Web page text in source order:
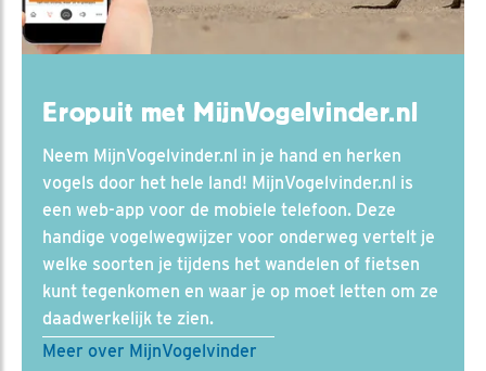
Eropuit met MijnVogelvinder.nl
Neem MijnVogelvinder.nl in je hand en herken
vogels door het hele land! MijnVogelvinder.nl is
een web-app voor de mobiele telefoon. Deze
handige vogelwegwijzer voor onderweg vertelt je
welke soorten je tijdens het wandelen of fietsen
kunt tegenkomen en waar je op moet letten om ze
daadwerkelijk te zien.
Meer over MijnVogelvinder